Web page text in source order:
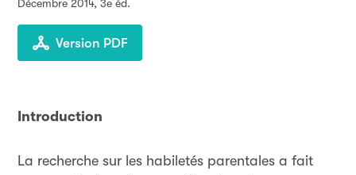
Décembre 2014, 3e éd.
Version PDF
Introduction
La recherche sur les habiletés parentales a fait